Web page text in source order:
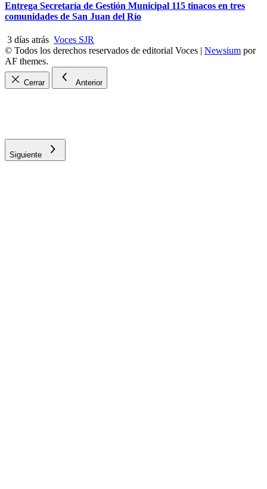
Entrega Secretaría de Gestión Municipal 115 tinacos en tres
comunidades de San Juan del Río
3 días atrás Voces SJR
© Todos los derechos reservados de editorial Voces | Newsium por
AF themes.
Cerrar Anterior
Siguiente